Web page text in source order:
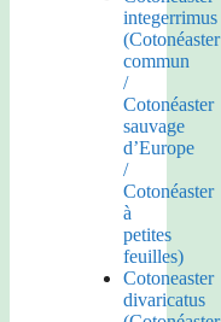
integerrimus
(Cotonéaster
commun
/
Cotonéaster
sauvage
d’Europe
/
Cotonéaster
à
petites
feuilles)
Cotoneaster
divaricatus